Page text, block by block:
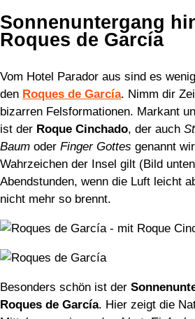
Sonnenuntergang
Roques de García
Vom Hotel Parador aus sind es
den Roques de García. Nimm dir
bizarren Felsformationen. Markant
ist der Roque Cinchado, der auch
Baum oder Finger Gottes genannt
Wahrzeichen der Insel gilt (Bild
Abendstunden, wenn die Luft leicht
nicht mehr so brennt.
Besonders schön ist der
Roques de García. Hier zeigt die